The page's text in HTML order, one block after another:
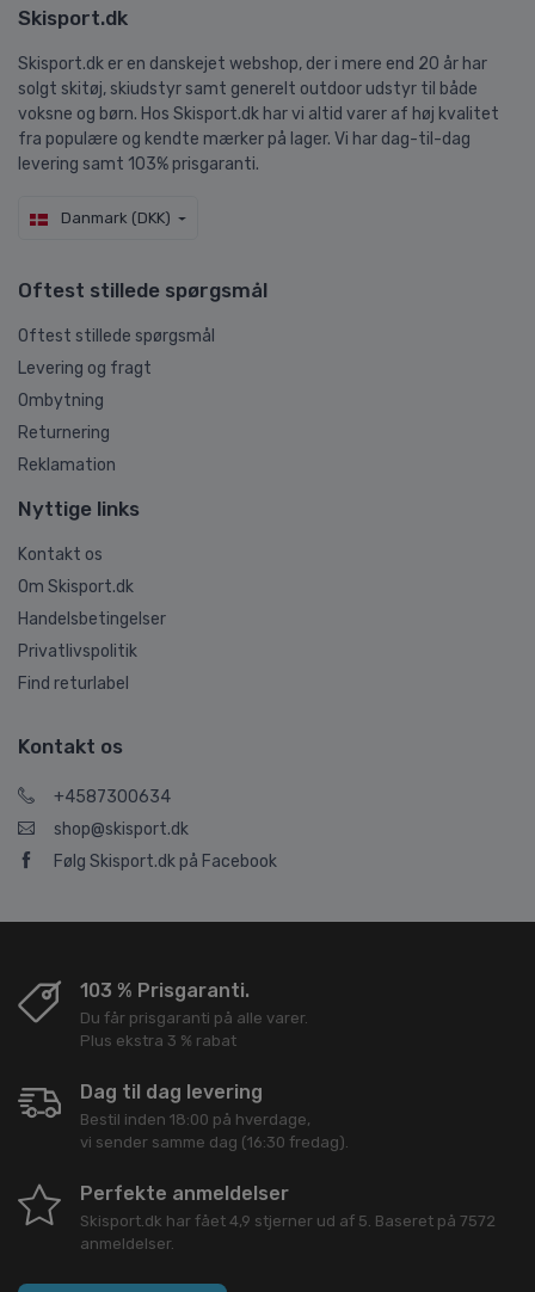
Skisport.dk
Skisport.dk er en danskejet webshop, der i mere end 20 år har
solgt skitøj, skiudstyr samt generelt outdoor udstyr til både
voksne og børn. Hos Skisport.dk har vi altid varer af høj kvalitet
fra populære og kendte mærker på lager. Vi har dag-til-dag
levering samt 103% prisgaranti.
Danmark (DKK)
Oftest stillede spørgsmål
Oftest stillede spørgsmål
Levering og fragt
Ombytning
Returnering
Reklamation
Nyttige links
Kontakt os
Om Skisport.dk
Handelsbetingelser
Privatlivspolitik
Find returlabel
Kontakt os
+4587300634
shop@skisport.dk
Følg Skisport.dk på Facebook
103 % Prisgaranti.
Du får prisgaranti på alle varer.
Plus ekstra 3 % rabat
Dag til dag levering
Bestil inden 18:00 på hverdage,
vi sender samme dag (16:30 fredag).
Perfekte anmeldelser
Skisport.dk har fået 4,9 stjerner ud af 5. Baseret på 7572
anmeldelser.